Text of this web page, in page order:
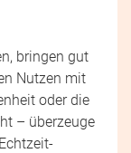
bringen gut
Nutzen mit
oder die
– überzeuge